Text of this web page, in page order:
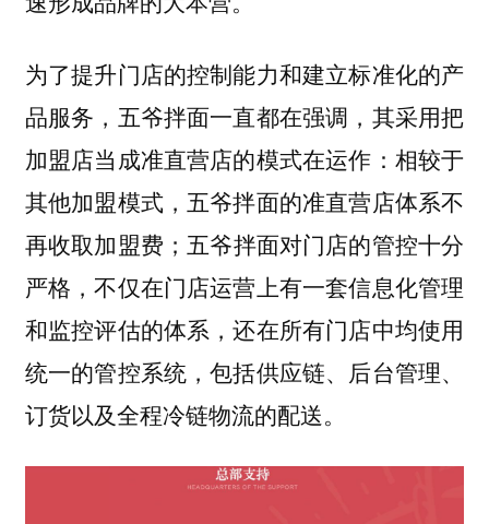
为了提升门店的控制能力和建立标准化的产
品服务，五爷拌面一直都在强调，其采用把
加盟店当成准直营店的模式在运作：相较于
其他加盟模式，五爷拌面的准直营店体系不
再收取加盟费；五爷拌面对门店的管控十分
严格，不仅在门店运营上有一套信息化管理
和监控评估的体系，还在所有门店中均使用
统一的管控系统，包括供应链、后台管理、
订货以及全程冷链物流的配送。